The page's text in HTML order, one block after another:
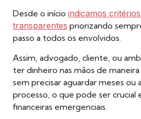
Desde o início indicamos
transparentes priorizando
passo a todos os envolvidos.
Assim, advogado, cliente, ou
ter dinheiro nas mãos de
sem precisar aguardar meses ou
processo, o que pode ser crucial
financeiras emergenciais.